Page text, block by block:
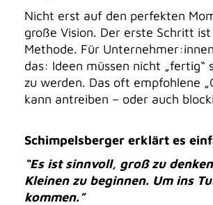
Nicht erst auf den perfekten
große Vision. Der erste Schritt
Methode. Für
das: Ideen müssen nicht „fertig“
zu werden. Das oft empfohlene
kann antreiben – oder auch
Schimpelsberger erklärt es
“Es ist sinnvoll, groß zu
Kleinen zu beginnen. Um ins
kommen.”